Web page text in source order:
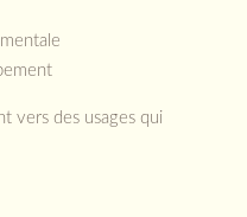
vers des usages qui